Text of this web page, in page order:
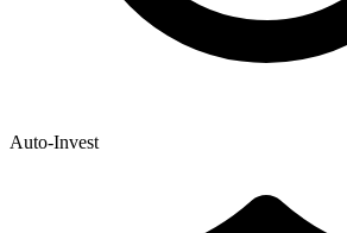
Auto-Invest